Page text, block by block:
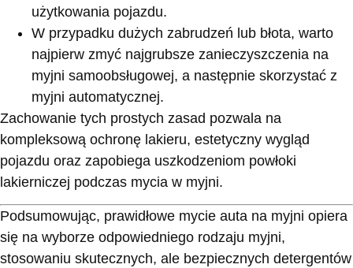
użytkowania pojazdu.
W przypadku dużych zabrudzeń lub błota, warto
najpierw zmyć najgrubsze zanieczyszczenia na
myjni samoobsługowej, a następnie skorzystać z
myjni automatycznej.
Zachowanie tych prostych zasad pozwala na
kompleksową ochronę lakieru, estetyczny wygląd
pojazdu oraz zapobiega uszkodzeniom powłoki
lakierniczej podczas mycia w myjni.
Podsumowując, prawidłowe mycie auta na myjni opiera
się na wyborze odpowiedniego rodzaju myjni,
stosowaniu skutecznych, ale bezpiecznych detergentów